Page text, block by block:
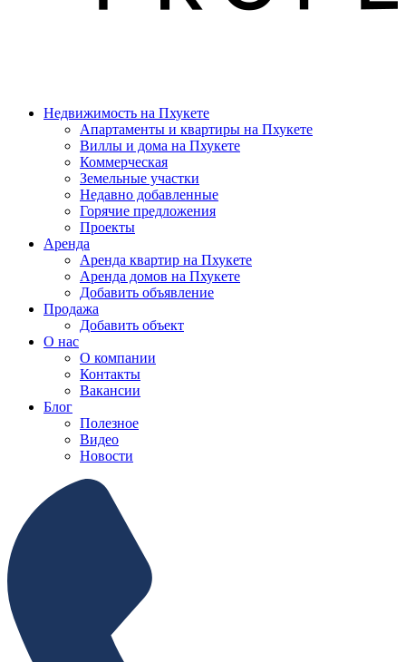
Недвижимость на Пхукете
Апартаменты и квартиры на Пхукете
Виллы и дома на Пхукете
Коммерческая
Земельные участки
Недавно добавленные
Горячие предложения
Проекты
Аренда
Аренда квартир на Пхукете
Аренда домов на Пхукете
Добавить объявление
Продажа
Добавить объект
О нас
О компании
Контакты
Вакансии
Блог
Полезное
Видео
Новости